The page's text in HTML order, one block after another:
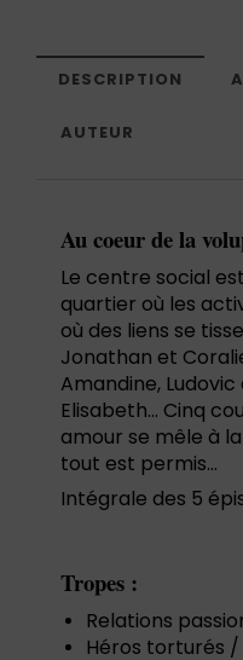
DESCRIPTION
AUTEUR
Au coeur de la
Le centre social
quartier où les
où des liens se
Jonathan et
Amandine,
Elisabeth… Cinq
amour se mêle à
tout est permis…
Intégrale des 5
Tropes :
Relations
Héros torturés